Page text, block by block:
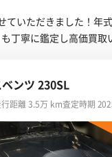
ていただきました！年
丁寧に鑑定し高価買取
ンツ 230SL
距離 3.5万 km査定時期